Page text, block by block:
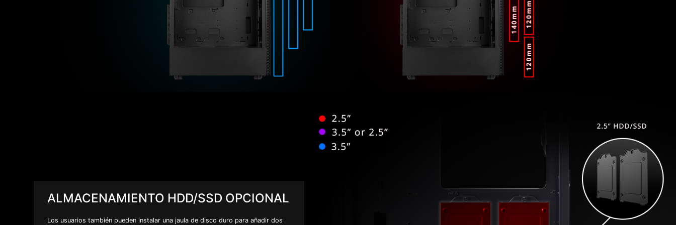
ALMACENAMIENTO HDD/SSD OPCIONAL
Los usuarios también pueden instalar una jaula de disco duro para añadir dos